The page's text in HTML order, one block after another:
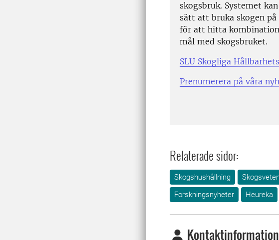
skogsbruk. Systemet
sätt att bruka skogen på
för att hitta
mål med skogsbruket.
SLU Skogliga
Prenumerera på våra
Relaterade sidor:
Skogshushållning
Forskningsnyheter
Heureka
Kontaktinformation